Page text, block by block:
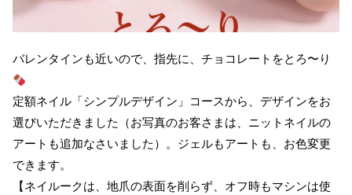
バレンタインも近いので、指先に、チョコレートをとろ〜り
定額ネイル「シンプルデザイン」コースから、デザインをお
選びいただきました（お写真のお客さまは、ニットネイルの
アートも追加なさいました）。ジェルもアートも、お色変更
できます。
【ネイルークは、地爪の表面を削らず、オフ時もマシンは使